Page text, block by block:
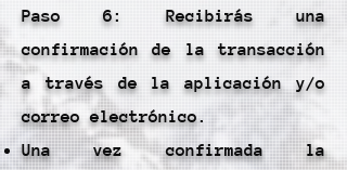
Paso 6: Recibirás una
confirmación de la transacción
a través de la aplicación y/o
correo electrónico.
Una vez confirmada la